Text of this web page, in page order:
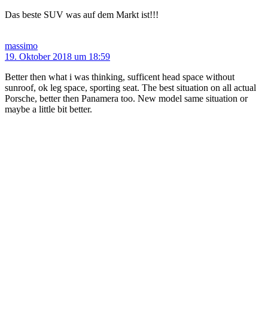
Das beste SUV was auf dem Markt ist!!!
massimo
19. Oktober 2018 um 18:59
Better then what i was thinking, sufficent head space without
sunroof, ok leg space, sporting seat. The best situation on all actual
Porsche, better then Panamera too. New model same situation or
maybe a little bit better.